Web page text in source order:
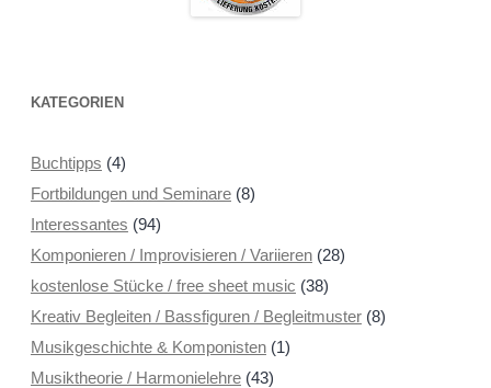
KATEGORIEN
Buchtipps (4)
Fortbildungen und Seminare(8)
Interessantes (94)
Komponieren / Improvisieren / Variieren(28)
kostenlose Stücke / free sheet music (38)
Kreativ Begleiten / Bassfiguren / Begleitmuster(8)
Musikgeschichte & Komponisten(1)
Musiktheorie / Harmonielehre(43)